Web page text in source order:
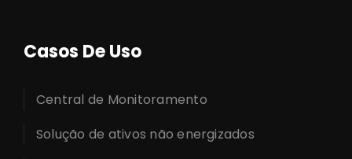
Casos De Uso
Central de Monitoramento
Solução de ativos não energizados